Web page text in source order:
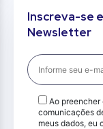
Inscreva-se
Newsletter
Ao
comunicações
meus dados, eu